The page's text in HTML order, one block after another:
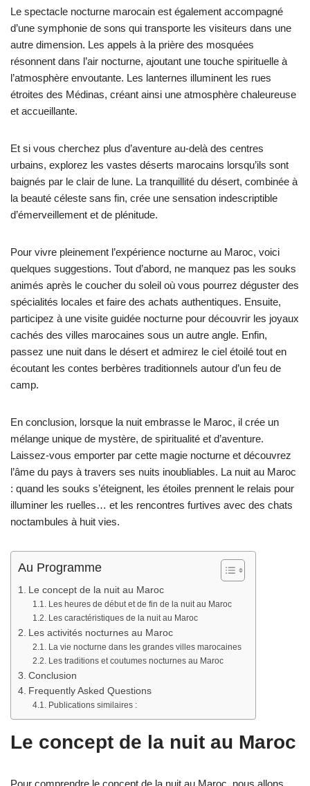
Le spectacle nocturne marocain est également accompagné
d’une symphonie de sons qui transporte les visiteurs dans une
autre dimension. Les appels à la prière des mosquées
résonnent dans l’air nocturne, ajoutant une touche spirituelle à
l’atmosphère envoutante. Les lanternes illuminent les rues
étroites des Médinas, créant ainsi une atmosphère chaleureuse
et accueillante.
Et si vous cherchez plus d’aventure au-delà des centres
urbains, explorez les vastes déserts marocains lorsqu’ils sont
baignés par le clair de lune. La tranquillité du désert, combinée à
la beauté céleste sans fin, crée une sensation indescriptible
d’émerveillement et de plénitude.
Pour vivre pleinement l’expérience nocturne au Maroc, voici
quelques suggestions. Tout d’abord, ne manquez pas les souks
animés après le coucher du soleil où vous pourrez déguster des
spécialités locales et faire des achats authentiques. Ensuite,
participez à une visite guidée nocturne pour découvrir les joyaux
cachés des villes marocaines sous un autre angle. Enfin,
passez une nuit dans le désert et admirez le ciel étoilé tout en
écoutant les contes berbères traditionnels autour d’un feu de
camp.
En conclusion, lorsque la nuit embrasse le Maroc, il crée un
mélange unique de mystère, de spiritualité et d’aventure.
Laissez-vous emporter par cette magie nocturne et découvrez
l’âme du pays à travers ses nuits inoubliables. La nuit au Maroc
: quand les souks s’éteignent, les étoiles prennent le relais pour
illuminer les ruelles… et les rencontres furtives avec des chats
noctambules à huit vies.
Au Programme
Le concept de la nuit au Maroc
Les heures de début et de fin de la nuit au Maroc
Les caractéristiques de la nuit au Maroc
Les activités nocturnes au Maroc
La vie nocturne dans les grandes villes marocaines
Les traditions et coutumes nocturnes au Maroc
Conclusion
Frequently Asked Questions
Publications similaires :
Le concept de la nuit au Maroc
Pour comprendre le concept de la nuit au Maroc, nous allons